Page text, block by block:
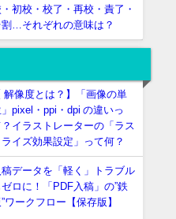
初校・校了・再校・責了・
割…それぞれの意味は？
解像度とは？】「画像の単
pixel・ppi・dpi の違いっ
イラストレーターの「ラス
ライズ効果設定」って何？
稿データを「軽く」トラブル
ゼロに！「PDF入稿」の”鉄
ワークフロー【保存版】